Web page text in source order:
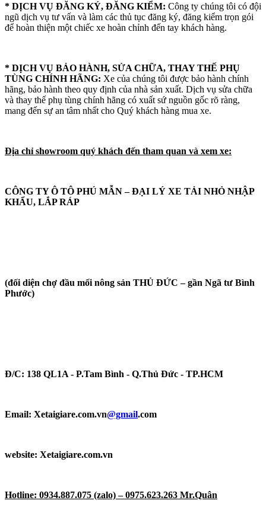
* DỊCH VỤ ĐĂNG KÝ, ĐĂNG KIỂM: Công ty chúng tôi có đội
ngũ dịch vụ tư vấn và làm các thủ tục đăng ký, đăng kiểm trọn gói
để hoàn thiện một chiếc xe hoàn chỉnh đến tay khách hàng.
* DỊCH VỤ BẢO HÀNH, SỬA CHỮA, THAY THẾ PHỤ
TÙNG CHÍNH HÃNG: Xe của chúng tôi được bảo hành chính
hãng, bảo hành theo quy định của nhà sản xuất. Dịch vụ sửa chữa
và thay thế phụ tùng chính hãng có xuất sứ nguồn gốc rõ ràng,
mang đến sự an tâm nhất cho Quý khách hàng mua xe.
Địa chỉ showroom quý khách đến tham quan và xem xe:
CÔNG TY Ô TÔ PHÚ MẪN – ĐẠI LÝ XE TẢI NHỎ NHẬP
KHẨU, LẮP RÁP
(đối diện chợ đầu mối nông sản THỦ ĐỨC – gần Ngã tư Bình
Phước)
Đ/C: 138 QL1A - P.Tam Bình - Q.Thủ Đức - TP.HCM​
Email: Xetaigiare.com.vn@gmail.com
website: Xetaigiare.com.vn
Hotline: 0934.887.075 (zalo) – 0975.623.263 Mr.Quân